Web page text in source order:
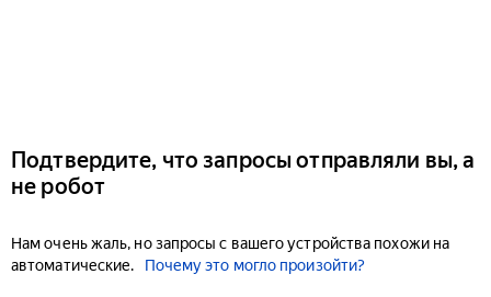
Подтвердите, что запросы отправляли вы, а
не робот
Нам очень жаль, но запросы с вашего устройства похожи на
автоматические.
Почему это могло произойти?